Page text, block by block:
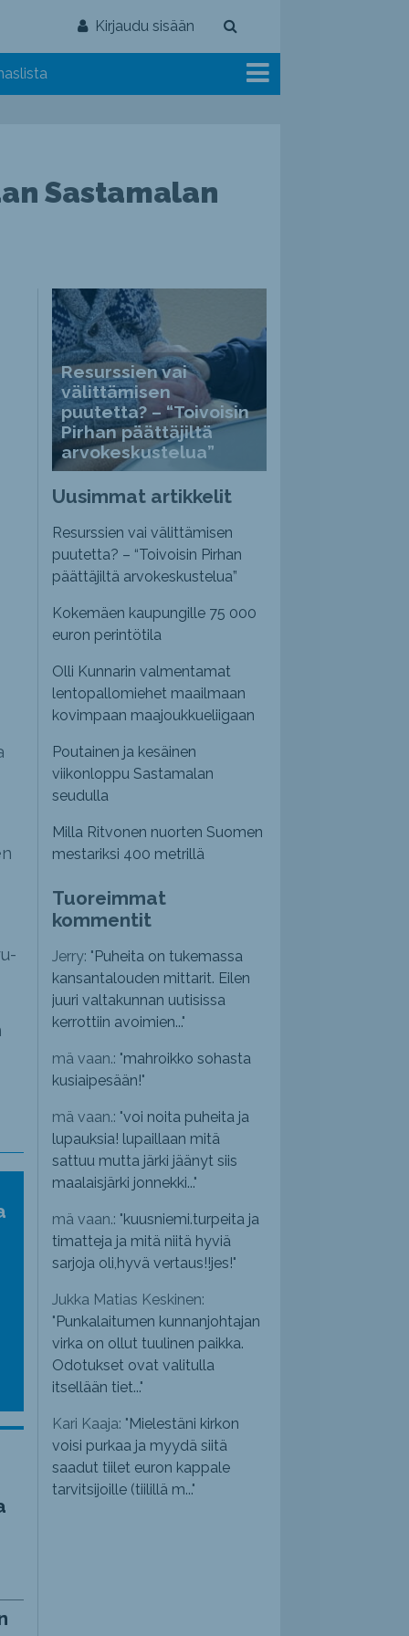
Kirjaudu sisään
Sastamalan
Resurssien vai
välittämisen
puutetta? – “Toivoisin
Pirhan päättäjiltä
arvokeskustelua”
Uusimmat artikkelit
Resurssien vai välittämisen
puutetta? – “Toivoisin Pirhan
päättäjiltä arvokeskustelua”
Kokemäen kaupungille 75 000
euron perintötila
Olli Kunnarin valmentamat
lentopallomiehet maailmaan
kovimpaan maajoukkueliigaan
Poutainen ja kesäinen
viikonloppu Sastamalan
seudulla
Milla Ritvonen nuorten Suomen
mestariksi 400 metrillä
Tuoreimmat
kommentit
Jerry: " Puheita on tukemassa
kansantalouden mittarit. Eilen
juuri valtakunnan uutisissa
kerrottiin avoimien..."
mä vaan.: "mahroikko sohasta
kusiaipesään!"
mä vaan.: "voi noita puheita ja
lupauksia! lupaillaan mitä
sattuu mutta järki jäänyt siis
maalaisjärki jonnekki..."
mä vaan.: "kuusniemi.turpeita ja
timatteja ja mitä niitä hyviä
sarjoja oli,hyvä vertaus!!jes!"
Jukka Matias Keskinen:
" Punkalaitumen kunnanjohtajan
virka on ollut tuulinen paikka.
Odotukset ovat valitulla
itsellään tiet..."
Kari Kaaja: " Mielestäni kirkon
voisi purkaa ja myydä siitä
saadut tiilet euron kappale
tarvitsijoille (tiilillä m..."